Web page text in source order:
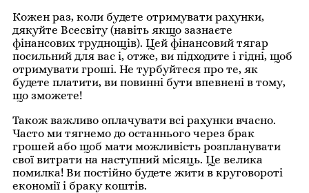
Кожен раз, коли будете отримувати рахунки,
дякуйте Всесвіту (навіть якщо зазнаєте
фінансових труднощів). Цей фінансовий тягар
посильний для вас і, отже, ви підходите і гідні, щоб
отримувати гроші. Не турбуйтеся про те, як
будете платити, ви повинні бути впевнені в тому,
що зможете!
Також важливо оплачувати всі рахунки вчасно.
Часто ми тягнемо до останнього через брак
грошей або щоб мати можливість розпланувати
свої витрати на наступний місяць. Це велика
помилка! Ви постійно будете жити в круговороті
економії і браку коштів.